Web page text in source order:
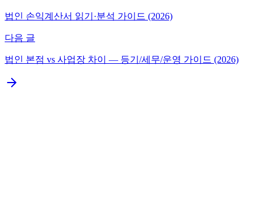
법인 손익계산서 읽기·분석 가이드 (2026)
다음 글
법인 본점 vs 사업장 차이 — 등기/세무/운영 가이드 (2026)